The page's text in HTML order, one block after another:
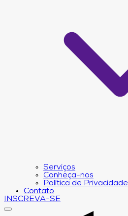
Serviços
Conheça-nos
Política de Privacidade
Contato
INSCREVA-SE